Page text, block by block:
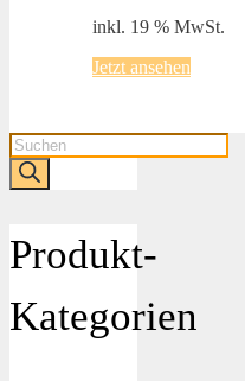
inkl. 19 % MwSt.
Jetzt ansehen
Products
search
Produkt-
Kategorien